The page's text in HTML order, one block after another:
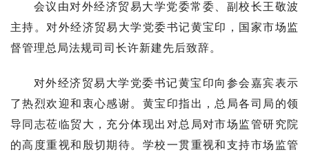
会议由对外经济贸易大学党委常委、副校长王敬波
主持。对外经济贸易大学党委书记黄宝印，国家市场监
督管理总局法规司司长许新建先后致辞。
对外经济贸易大学党委书记黄宝印向参会嘉宾表示
了热烈欢迎和衷心感谢。黄宝印指出，总局各司局的领
导同志莅临贸大，充分体现出对总局对市场监管研究院
的高度重视和殷切期待。学校一贯重视和支持市场监管